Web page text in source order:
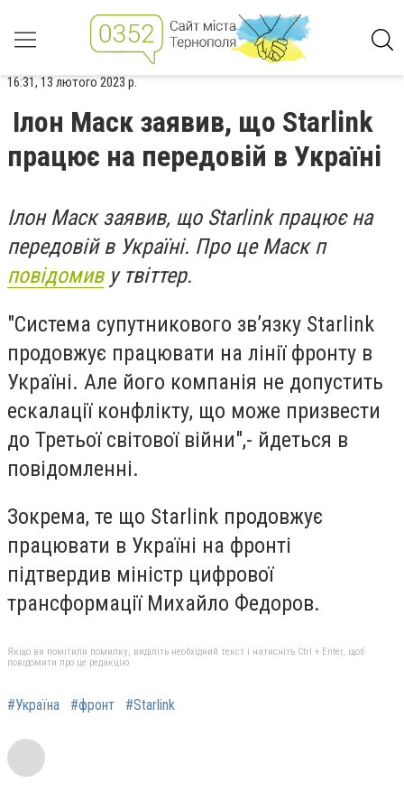
16:31, 13 лютого 2023 р.
Ілон Маск заявив, що Starlink
працює на передовій в Україні
Ілон Маск заявив, що Starlink працює на
передовій в Україні. Про це Маск п
повідомиву твіттер.
"Система супутникового зв’язку Starlink
продовжує працювати на лінії фронту в
Україні. Але його компанія не допустить
ескалації конфлікту, що може призвести
до Третьої світової війни",- йдеться в
повідомленні.
Зокрема, те що Starlink продовжує
працювати в Україні на фронті
підтвердив міністр цифрової
трансформації Михайло Федоров.
Якщо ви помітили помилку, виділіть необхідний текст і натисніть Ctrl + Enter, щоб
повідомити про це редакцію
#Україна #фронт #Starlink